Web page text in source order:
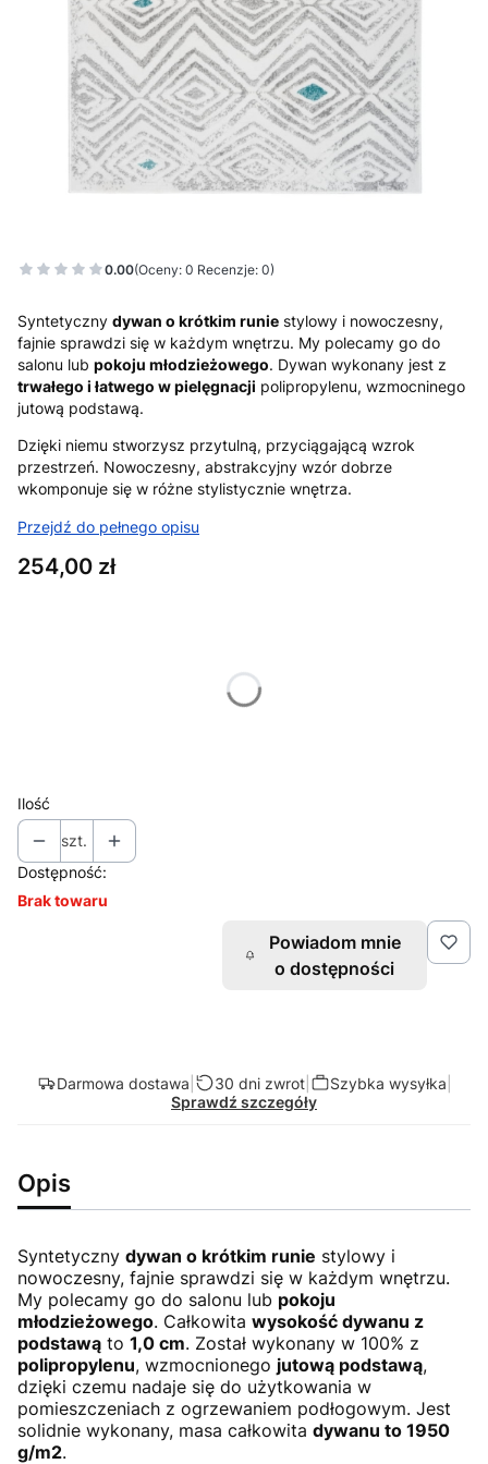
0.00(Oceny: 0 Recenzje: 0)
Syntetyczny dywan o krótkim runie stylowy i nowoczesny,
fajnie sprawdzi się w każdym wnętrzu. My polecamy go do
salonu lub pokoju młodzieżowego. Dywan wykonany jest z
trwałego i łatwego w pielęgnacji polipropylenu, wzmocninego
jutową podstawą.
Dzięki niemu stworzysz przytulną, przyciągającą wzrok
przestrzeń. Nowoczesny, abstrakcyjny wzór dobrze
wkomponuje się w różne stylistycznie wnętrza.
Przejdź do pełnego opisu
Cena
254,00 zł
Ilość
szt.
Dostępność:
Brak towaru
Powiadom mnie
o dostępności
Darmowa dostawa 30 dni zwrot| Szybka wysyłka
Sprawdź szczegóły
Opis
Syntetyczny dywan o krótkim runie stylowy i
nowoczesny, fajnie sprawdzi się w każdym wnętrzu.
My polecamy go do salonu lub pokoju
młodzieżowego. Całkowita wysokość dywanu z
podstawą to 1,0 cm. Został wykonany w 100% z
polipropylenu, wzmocnionego jutową podstawą,
dzięki czemu nadaje się do użytkowania w
pomieszczeniach z ogrzewaniem podłogowym. Jest
solidnie wykonany, masa całkowita dywanu to 1950
g/m2.